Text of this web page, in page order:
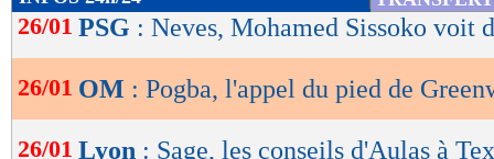
de
OK
26/01 PSG : Neves, Mohamed Sissoko voit
26/01 OM : Pogba, l'appel du pied de
26/01 Lyon : Sage, les conseils d'Aulas à